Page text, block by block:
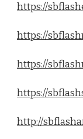
https://
https://
https://
https://
http://